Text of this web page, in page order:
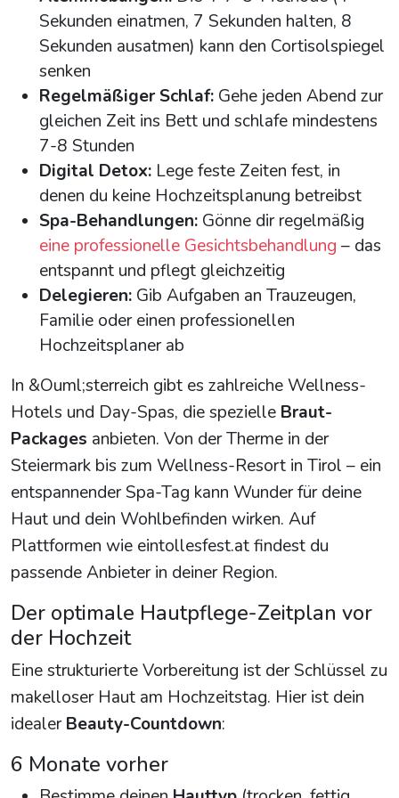
Sekunden einatmen, 7 Sekunden halten, 8
Sekunden ausatmen) kann den Cortisolspiegel
senken
Regelmäßiger Schlaf: Gehe jeden Abend zur
gleichen Zeit ins Bett und schlafe mindestens
7-8 Stunden
Digital Detox: Lege feste Zeiten fest, in
denen du keine Hochzeitsplanung betreibst
Spa-Behandlungen: Gönne dir regelmäßig
eine professionelle Gesichtsbehandlung – das
entspannt und pflegt gleichzeitig
Delegieren: Gib Aufgaben an Trauzeugen,
Familie oder einen professionellen
Hochzeitsplaner ab
In &Ouml;sterreich gibt es zahlreiche Wellness-
Hotels und Day-Spas, die spezielle Braut-
Packages anbieten. Von der Therme in der
Steiermark bis zum Wellness-Resort in Tirol – ein
entspannender Spa-Tag kann Wunder für deine
Haut und dein Wohlbefinden wirken. Auf
Plattformen wie eintollesfest.at findest du
passende Anbieter in deiner Region.
Der optimale Hautpflege-Zeitplan vor
der Hochzeit
Eine strukturierte Vorbereitung ist der Schlüssel zu
makelloser Haut am Hochzeitstag. Hier ist dein
idealerBeauty-Countdown:
6 Monate vorher